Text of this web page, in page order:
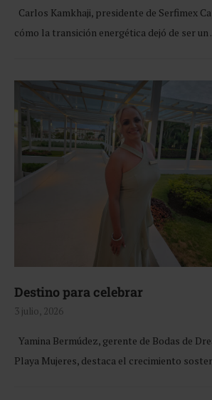
Carlos Kamkhaji, presidente de Serfimex
cómo la transición energética dejó de ser
Destino para celebrar
3 julio, 2026
Yamina Bermúdez, gerente de Bodas de
Playa Mujeres, destaca el crecimiento